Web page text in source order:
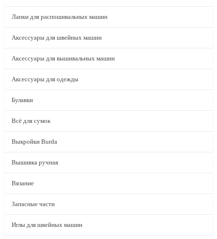
Лапки для распошивальных машин
Аксессуары для швейных машин
Аксессуары для вышивальных машин
Аксессуары для одежды
Булавки
Всё для сумок
Выкройки Burda
Вышивка ручная
Вязание
Запасные части
Иглы для швейных машин